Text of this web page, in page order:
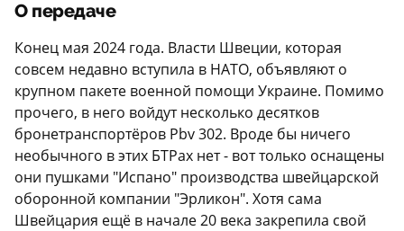
О передаче
Конец мая 2024 года. Власти Швеции, которая
совсем недавно вступила в НАТО, объявляют о
крупном пакете военной помощи Украине. Помимо
прочего, в него войдут несколько десятков
бронетранспортёров Pbv 302. Вроде бы ничего
необычного в этих БТРах нет - вот только оснащены
они пушками "Испано" производства швейцарской
оборонной компании "Эрликон". Хотя сама
Швейцария ещё в начале 20 века закрепила свой